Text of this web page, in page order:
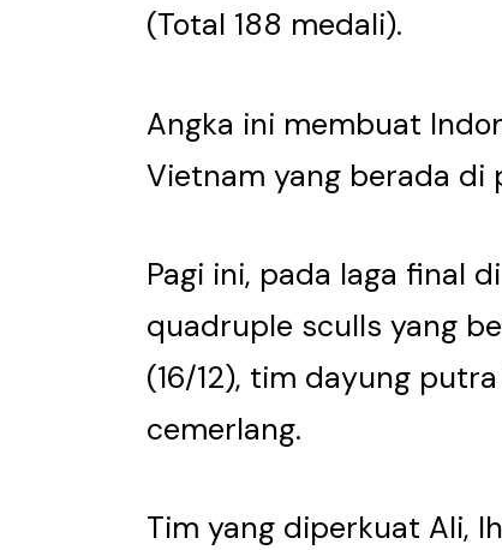
(Total 188 medali).
Angka ini membuat
Vietnam yang berada di
Pagi ini, pada laga final
quadruple sculls yang
(16/12), tim dayung
cemerlang.
Tim yang diperkuat Ali,